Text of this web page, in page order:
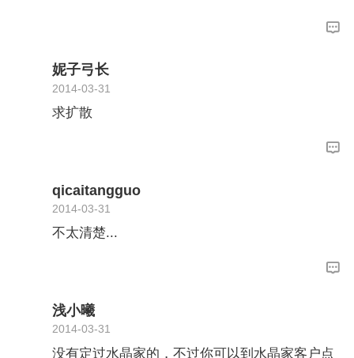
妮子弓长
2014-03-31
求扩散
qicaitangguo
2014-03-31
不太清楚...
浅小曦
2014-03-31
没有定过水晶家的，不过你可以到水晶家客户点